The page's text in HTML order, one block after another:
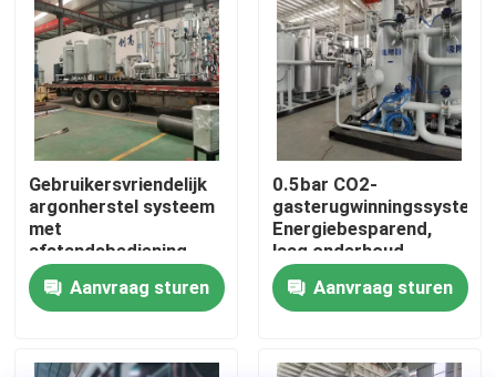
Kwaliteitscontrole
Neem contact met ons op
Nieuws
Vraag een offerte
PSA stikstofgasgeneratoren
De Generator van de hoge Zuiverheidsstikstof
Gebruikersvriendelijk
argonherstel systeem
met
afstandsbediening
Aanvraag sturen
0.5bar CO2-
gasterugwinningssysteem
Energiebesparend,
laag onderhoud
Aanvraag sturen